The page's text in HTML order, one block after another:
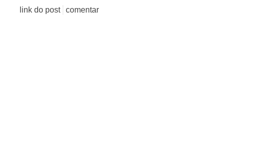
link do post comentar